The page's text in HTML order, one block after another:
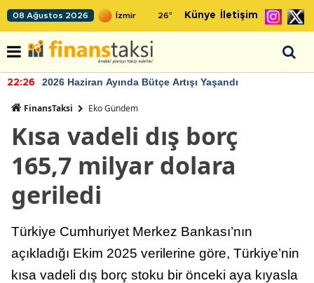
08 Ağustos 2026 26° Künye İletişim
22:26 2026 Haziran Ayında Bütçe Artışı Yaşandı
FinansTaksi Eko Gündem
Kısa vadeli dış borç
165,7 milyar dolara
geriledi
Türkiye Cumhuriyet Merkez Bankası’nın
açıkladığı Ekim 2025 verilerine göre, Türkiye’nin
kısa vadeli dış borç stoku bir önceki aya kıyasla